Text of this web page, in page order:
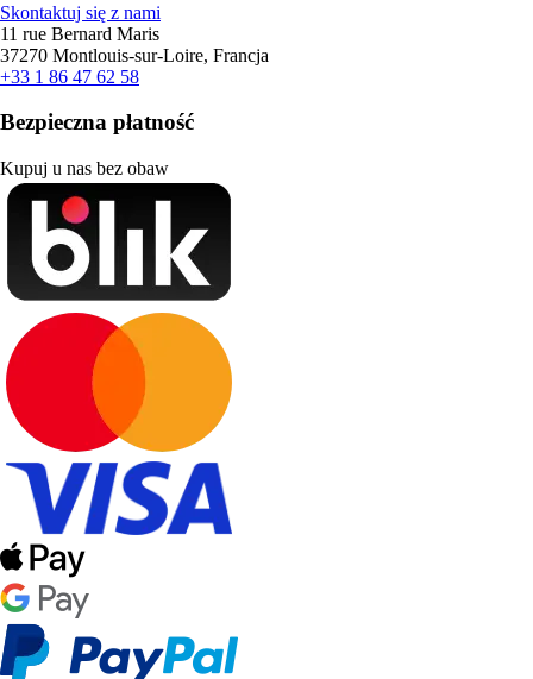
Skontaktuj się z nami
11 rue Bernard Maris
37270 Montlouis-sur-Loire, Francja
+33 1 86 47 62 58
Bezpieczna płatność
Kupuj u nas bez obaw